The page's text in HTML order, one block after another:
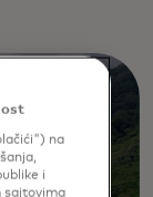
na
i
sajtovima